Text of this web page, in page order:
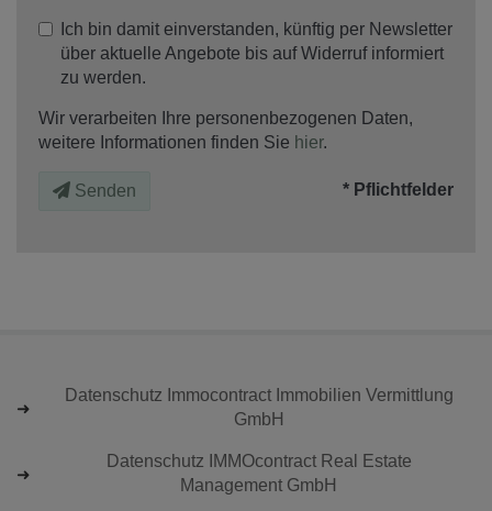
Ich bin damit einverstanden, künftig per Newsletter
über aktuelle Angebote bis auf Widerruf informiert
zu werden.
Wir verarbeiten Ihre personenbezogenen Daten,
weitere Informationen finden Sie hier.
Senden * Pflichtfelder
Datenschutz Immocontract Immobilien Vermittlung
GmbH
Datenschutz IMMOcontract Real Estate
Management GmbH